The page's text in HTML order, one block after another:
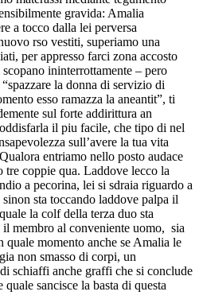
gravida: Amalia
a tocco dalla lei perversa
rso vestiti, superiamo una
per appresso farci zona accosto
ininterrottamente – pero
la donna di servizio di
esso ramazza la aneantit”, ti
sul forte addirittura an
il piu facile, che tipo di nel
sull’avere la tua vita
entriamo nello posto audace
tre coppie qua. Laddove lecco la
a pecorina, lei si sdraia riguardo a
sta toccando laddove palpa il
la colf della terza duo sta
membro al conveniente uomo, sia
momento anche se Amalia le
non smasso di corpi, un
schiaffi anche graffi che si conclude
sancisce la basta di questa